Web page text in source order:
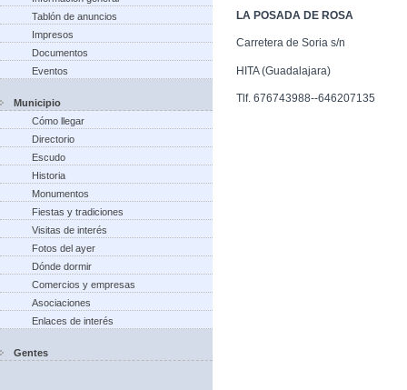
Tablón de anuncios
Impresos
Documentos
Eventos
Municipio
Cómo llegar
Directorio
Escudo
Historia
Monumentos
Fiestas y tradiciones
Visitas de interés
Fotos del ayer
Dónde dormir
Comercios y empresas
Asociaciones
Enlaces de interés
Gentes
LA POSADA DE ROSA
Carretera de Soria s/n
HITA (Guadalajara)
Tlf. 676743988--646207135